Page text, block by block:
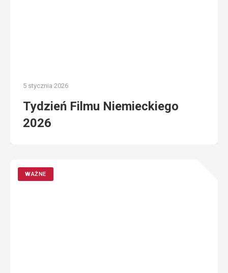
5 stycznia 2026
Tydzień Filmu Niemieckiego
2026
WAŻNE